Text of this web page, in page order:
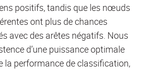
positifs, tandis que les nœuds
ont plus de chances
avec des arêtes négatifs. Nous
d’une puissance optimale
la performance de classification,